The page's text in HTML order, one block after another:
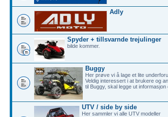
Adly
Spyder + tillsvarnde trejulinger
bilde kommer.
Buggy
Her prøve vi å lage et lite
Veldig interessert i at brukere og
til Buggy, skal legge ut informasjon
UTV / side by side
Her sammler vi alle UTV modeller